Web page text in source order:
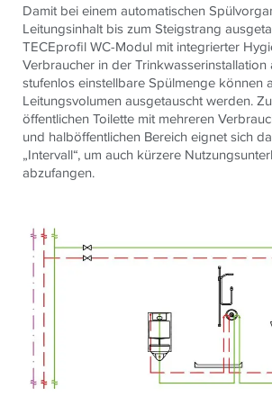
Damit bei einem automatischen
Leitungsinhalt bis zum Steigstrang
TECEprofil WC-Modul mit integrierter
Verbraucher in der
stufenlos einstellbare Spülmenge können
Leitungsvolumen ausgetauscht werden.
öffentlichen Toilette mit mehreren
und halböffentlichen Bereich eignet sich
„Intervall“, um auch kürzere
abzufangen.